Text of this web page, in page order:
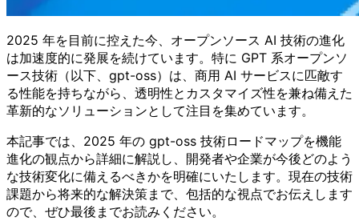
2025 年を目前に控えた今、オープンソース AI 技術の進化
は加速度的に発展を続けています。特に GPT 系オープンソ
ース技術（以下、gpt-oss）は、商用 AI サービスに匹敵す
る性能を持ちながら、透明性とカスタマイズ性を兼ね備えた
革新的なソリューションとして注目を集めています。
本記事では、2025 年の gpt-oss 技術ロードマップを機能
進化の観点から詳細に解説し、開発者や企業が今後どのよう
な技術変化に備えるべきかを明確にいたします。現在の技術
課題から将来的な解決策まで、包括的な視点でお伝えします
ので、ぜひ最後までお読みください。